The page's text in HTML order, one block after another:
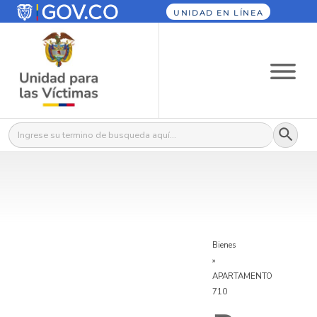
UNIDAD EN LÍNEA
Buscar: Botón
Bienes
»
APARTAMENTO
710